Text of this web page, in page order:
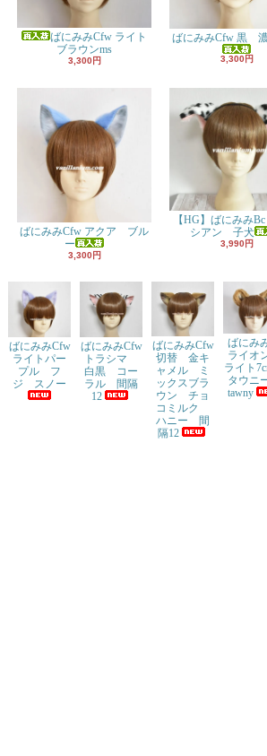
ばにみみCfw ライト
ブラウンms
3,300円
ばにみみCfw 黒
3,300円
ばにみみCfw アクア ブル
ー
3,300円
【HG】ばにみみ
シアン 子犬
3,990円
ばにみみCfw
ライトパー
プル フ
ジ スノー
ばにみみCfw
トラシマ
白黒 コー
ラル 間隔
12
ばにみみCfw
切替 金キ
ャメル ミ
ックスブラ
ウン チョ
コミルク
ハニー 間
隔12
ばにみ
ライオ
ライト
タウニ
tawny